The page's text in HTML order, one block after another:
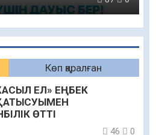
Көп қаралған
ЕЛ» ЕҢБЕК
ӨТТІ
46 0